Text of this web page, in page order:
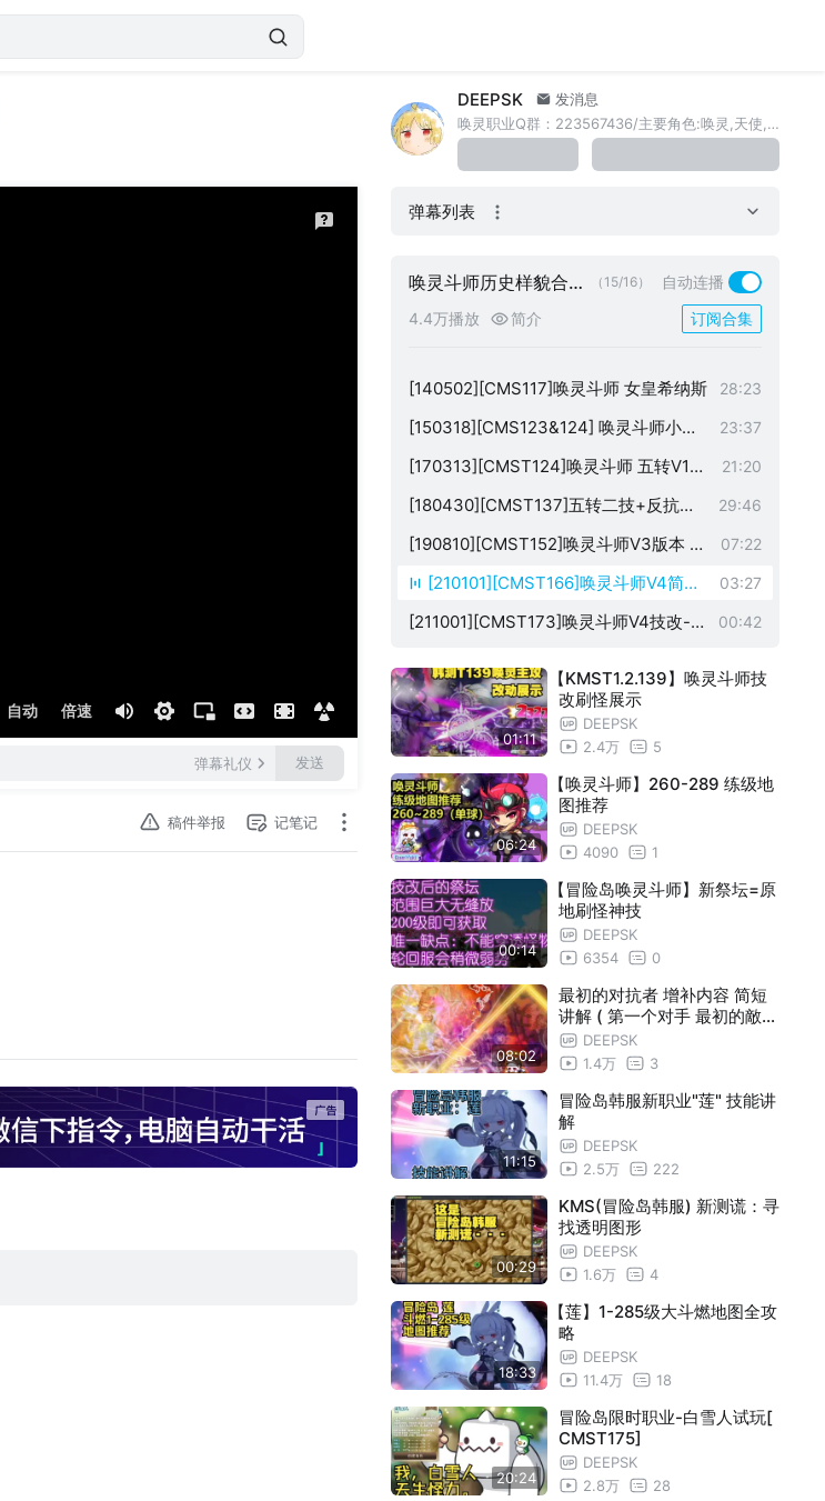
自动 倍速
弹幕礼仪 发送
稿件举报 记笔记
DEEPSK
发消息
唤灵职业Q群：223567436/主要角色:唤灵,天使,英雄,冰雷,隐月,莲,战神，其他职业不太熟悉.
弹幕列表
唤灵斗师历史样貌合集
（15/16）
自动连播
4.4万播放
简介 订阅合集
戒 飓风
2012.11.17/CMS106/唤灵斗师技改后单
通骑士团要塞
04:45
2012.11.17/CMS106/唤灵斗师普扎
2014.04.26/CMS117/唤灵斗师 航海 重
生 黑暗创世（旧版）展示
04:52
[140426][CMS117]唤灵斗师 普通贝伦 03:13
纳斯 无药 0死亡
[140502][CMS117]唤灵斗师 女皇希纳斯 28:23
[150318][CMS123&124] 唤灵斗师小死
神 技改前后对比 如意棒加cd版本
23:37
[170313][CMST124]唤灵斗师 五转V1技
能VS进阶贝伦 初通
21:20
[180430][CMST137]五转二技+反抗者
步兵版本 999W上限 进阶贝伦
29:46
[190810][CMST152]唤灵斗师V3版本 99
9w上限 三核贝勒德
07:22
[210101][CMST166]唤灵斗师V4简评
伤害占比高达30%？？
03:27
[211001][CMST173]唤灵斗师V4技改-炼
00:42
01:11
【KMST1.2.139】唤灵斗师技
改刷怪展示
DEEPSK
2.4万
5
06:24
【唤灵斗师】260-289 练级地
图推荐
DEEPSK
4090
1
00:14
【冒险岛唤灵斗师】新祭坛=原
地刷怪神技
DEEPSK
6354
0
08:02
最初的对抗者 增补内容 简短
讲解 ( 第一个对手 最初的敵對
者 ）DEEPSK
1.4万
3
11:15
冒险岛韩服新职业"莲" 技能讲
解
DEEPSK
2.5万
222
00:29
KMS(冒险岛韩服) 新测谎：寻
找透明图形
DEEPSK
1.6万
4
18:33
【莲】1-285级大斗燃地图全攻
略
DEEPSK
11.4万
18
20:24
冒险岛限时职业-白雪人试玩[
CMST175]
DEEPSK
2.8万
28